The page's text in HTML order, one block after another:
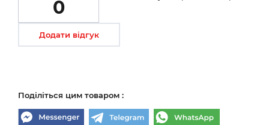
0
Додати відгук
Поділіться цим товаром :